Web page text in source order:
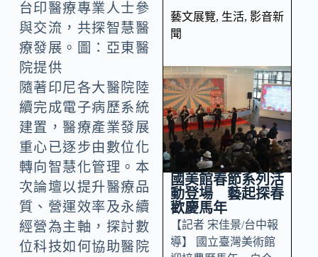
台印醫療專業人士參
與交流，共探智慧醫
療發展。圖：亞東醫
院提供
隨著印尼各大醫院陸
續完成電子病歷系統
建置，醫療產業發展
重心已逐步由數位化
轉向智慧化管理。本
次論壇以提升醫療品
質、營運效率及永續
經營為主軸，探討數
位科技如何協助醫院
藝文展覽, 生活, 影音新
聞
國美館春節系列活
動登場 藝起探春
歡慶馬年
【記者 宋佳景/台中報
導】 國立臺灣美術館